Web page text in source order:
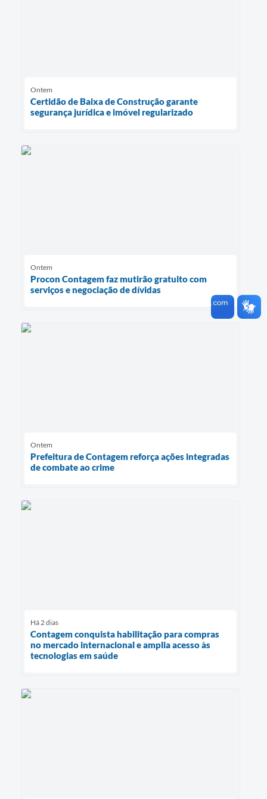
Ontem
Certidão de Baixa de Construção garante
segurança jurídica e imóvel regularizado
Ontem
Procon Contagem faz mutirão gratuito com
serviços e negociação de dívidas
Ontem
Prefeitura de Contagem reforça ações integradas
de combate ao crime
Há 2 dias
Contagem conquista habilitação para compras
no mercado internacional e amplia acesso às
tecnologias em saúde